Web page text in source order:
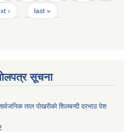
› last »
सूचना
ताल पाेखरीकाे शिलबन्दी दरभाउ पेश